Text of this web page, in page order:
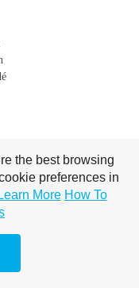
the best browsing
preferences in
Learn More How To